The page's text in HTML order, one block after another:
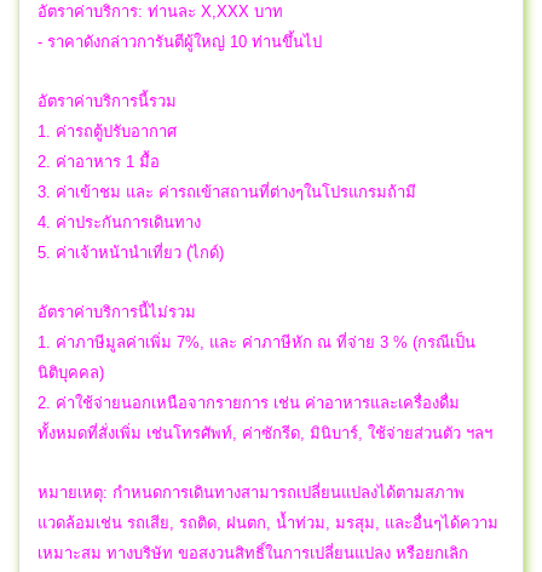
อัตราค่าบริการ: ท่านละ X,XXX บาท
- ราคาดังกล่าวการันตีผู้ใหญ่ 10 ท่านขึ้นไป
อัตราค่าบริการนี้รวม
1. ค่ารถตู้ปรับอากาศ
2. ค่าอาหาร 1 มื้อ
3. ค่าเข้าชม และ ค่ารถเข้าสถานที่ต่างๆในโปรแกรมถ้ามี
4. ค่าประกันการเดินทาง
5. ค่าเจ้าหน้านำเที่ยว (ไกด์)
อัตราค่าบริการนี้ไม่รวม
1. ค่าภาษีมูลค่าเพิ่ม 7%, และ ค่าภาษีหัก ณ ที่จ่าย 3 % (กรณีเป็น
นิติบุคคล)
2. ค่าใช้จ่ายนอกเหนือจากรายการ เช่น ค่าอาหารและเครื่องดื่ม
ทั้งหมดที่สั่งเพิ่ม เช่นโทรศัพท์, ค่าซักรีด, มินิบาร์, ใช้จ่ายส่วนตัว ฯลฯ
หมายเหตุ: กำหนดการเดินทางสามารถเปลี่ยนแปลงได้ตามสภาพ
แวดล้อมเช่น รถเสีย, รถติด, ฝนตก, น้ำท่วม, มรสุม, และอื่นๆได้ความ
เหมาะสม ทางบริษัท ขอสงวนสิทธิ์ในการเปลี่ยนแปลง หรือยกเลิก